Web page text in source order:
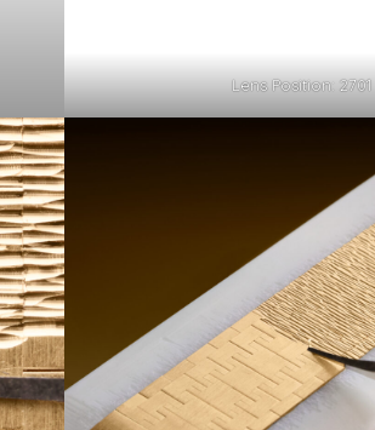
Lens Position: 2701